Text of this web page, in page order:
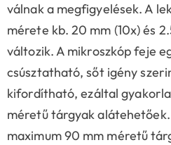
válnak a megfigyelések. A
mérete kb. 20 mm (10x) és
változik. A mikroszkóp feje
csúsztatható, sőt igény
kifordítható, ezáltal
méretű tárgyak
maximum 90 mm méretű